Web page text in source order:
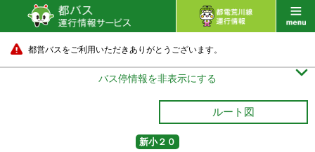
都営バスをご利用いただきありがとうございます。
バス停情報を非表示にする 
ルート図
新小２０